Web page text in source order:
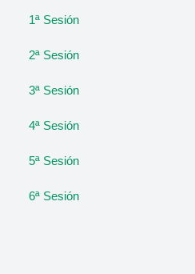
1ª Sesión
2ª Sesión
3ª Sesión
4ª Sesión
5ª Sesión
6ª Sesión